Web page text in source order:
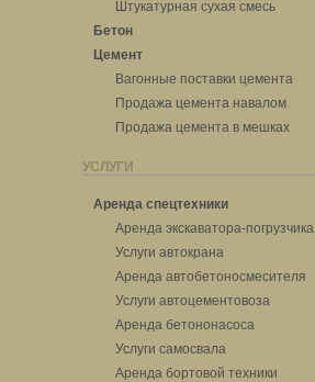
Штукатурная сухая смесь
Бетон
Цемент
Вагонные поставки цемента
Продажа цемента навалом
Продажа цемента в мешках
УСЛУГИ
Аренда спецтехники
Аренда экскаватора-погрузчика
Услуги автокрана
Аренда автобетоносмесителя
Услуги автоцементовоза
Аренда бетононасоса
Услуги самосвала
Аренда бортовой техники